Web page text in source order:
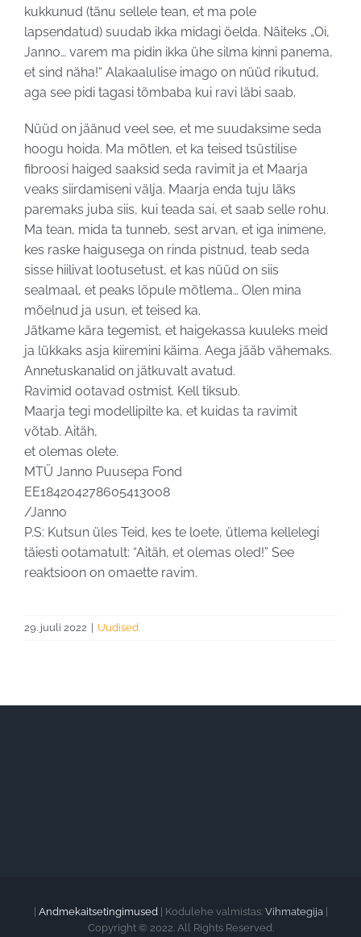
kukkunud (tänu sellele tean, et ma pole
lapsendatud) suudab ikka midagi öelda. Näiteks „Oi,
Janno… varem ma pidin ikka ühe silma kinni panema,
et sind näha!“ Alakaalulise imago on nüüd rikutud,
aga see pidi tagasi tõmbaba kui ravi läbi saab.
Nüüd on jäänud veel see, et me suudaksime seda
hoogu hoida. Ma mõtlen, et ka teised tsüstilise
fibroosi haiged saaksid seda ravimit ja et Maarja
veaks siirdamiseni välja. Maarja enda tuju läks
paremaks juba siis, kui teada sai, et saab selle rohu.
Ma tean, mida ta tunneb, sest arvan, et iga inimene,
kes raske haigusega on rinda pistnud, teab seda
sisse hiilivat lootusetust, et kas nüüd on siis
sealmaal, et peaks lõpule mõtlema… Olen mina
mõelnud ja usun, et teised ka.
Jätkame kära tegemist, et haigekassa kuuleks meid
ja lükkaks asja kiiremini käima. Aega jääb vähemaks.
Annetuskanalid on jätkuvalt avatud.
Ravimid ootavad ostmist. Kell tiksub.
Maarja tegi modellipilte ka, et kuidas ta ravimit
võtab. Aitäh,
et olemas olete.
MTÜ Janno Puusepa Fond
EE184204278605413008
/Janno
P.S: Kutsun üles Teid, kes te loete, ütlema kellelegi
täiesti ootamatult: “Aitäh, et olemas oled!” See
reaktsioon on omaette ravim.
29. juuli 2022 Uudised
Andmekaitsetingimused| Kodulehe valmistas: Vihmategija|
Copyright © 2022. All Rights Reserved.